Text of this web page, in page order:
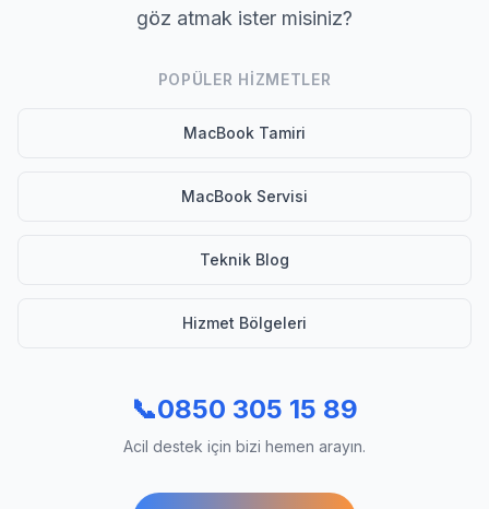
göz atmak ister misiniz?
POPÜLER HIZMETLER
MacBook Tamiri
MacBook Servisi
Teknik Blog
Hizmet Bölgeleri
📞0850 305 15 89
Acil destek için bizi hemen arayın.